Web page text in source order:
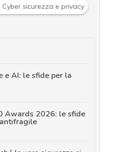
sicurezza e privacy
e AI: le sfide per la
Awards 2026: le sfide